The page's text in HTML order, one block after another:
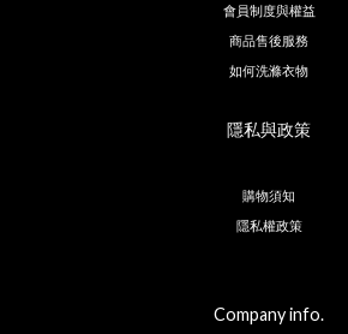
會員制度與權益
商品售後服務
如何洗滌衣物
隱私與政策
購物須知
隱私權政策
Company info.